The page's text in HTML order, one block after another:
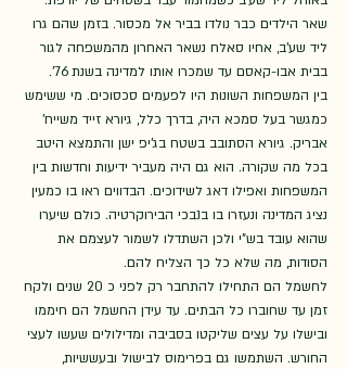
שאר הילדים כבר נולדו בביר אל מכסור. בזמן שהם גרו
ליד שע'ב, אחיו סאלח נשאר האחרון מהמשפחה לגור
בבית אבו-קאסם עד שמכרו אותו למדינה בשנת 76'.
בין המשפחות השונות היו לפעמים סכסוכים. מי ששימש
כמגשר בעל סמכא היה, בדרך כלל, גיורא זייד משייח'
אבריק. גיורא הסתובב בשטח בג'יפ ישן והתמצא היטב
בכל מה שקורה. הוא גם היה מעביר ידיעות וחדשות בין
המשפחות ואפילו דאג לשידוכים. הבדווים ראו בו כמעין
נציג המדינה ונעזרו בו בנבכי הבירוקרטיה. כולם שיערו
שהוא עובד בש"י ולכן השתדלו לשמור לעצמם את
הסודות, מה שלא כל כך הצליח להם.
לחשמל הם התחילו להתחבר רק לפני כ 20 שנים ולקח
זמן עד שחוברו כל הבתים. עד עידן החשמל הם חיממו
ובישלו על עצים שליקטו בסביבה ומדילולים שעשו לעצי
החורש. השתמשו גם בפרימוס לבישול ובעששיות,